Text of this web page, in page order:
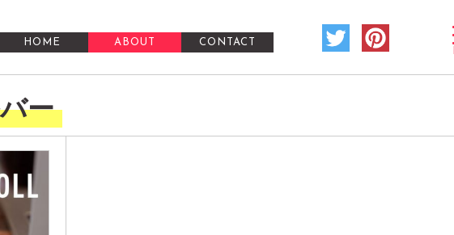
HOME ABOUT CONTACT
ー